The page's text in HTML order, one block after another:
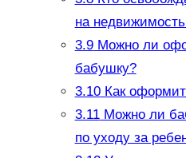
на
3.9Можно ли
бабушку?
3.10Как
3.11Можно ли
по уходу за